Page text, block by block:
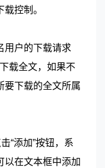
控制。
用户的下载请求
载全文，如果不
要下载的全文所属
“添加”按钮，系
以在文本框中添加